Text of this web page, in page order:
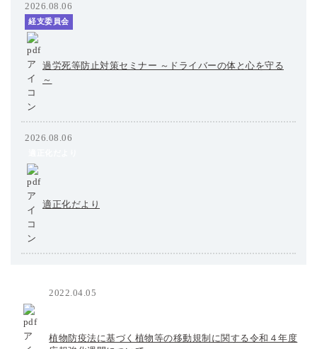
2026.08.06
経支委員会
過労死等防止対策セミナー ～ドライバーの体と心を守る
～
2026.08.06
適正化だより
2022.04.05
植物防疫法に基づく植物等の移動規制に関する令和４年度